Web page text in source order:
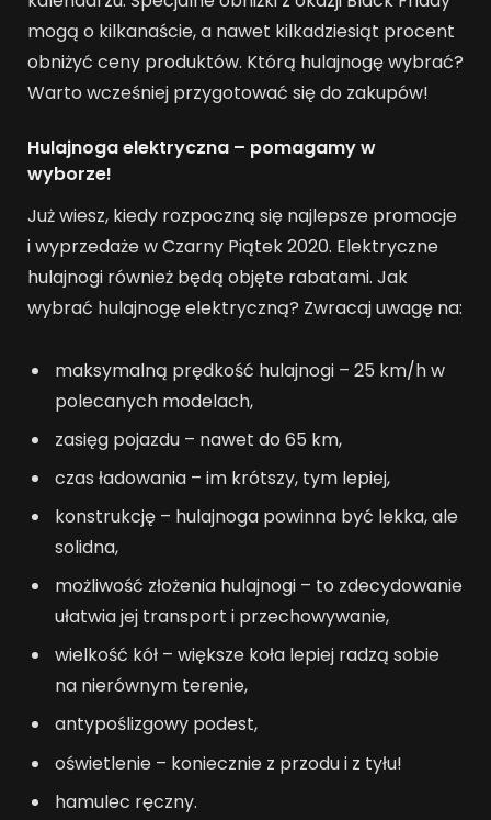
mogą o kilkanaście, a nawet kilkadziesiąt procent
obniżyć ceny produktów. Którą hulajnogę wybrać?
Warto wcześniej przygotować się do zakupów!
Hulajnoga elektryczna – pomagamy w
wyborze!
Już wiesz, kiedy rozpoczną się najlepsze promocje
i wyprzedaże w Czarny Piątek 2020. Elektryczne
hulajnogi również będą objęte rabatami. Jak
wybrać hulajnogę elektryczną? Zwracaj uwagę na:
maksymalną prędkość hulajnogi – 25 km/h w
polecanych modelach,
zasięg pojazdu – nawet do 65 km,
czas ładowania – im krótszy, tym lepiej,
konstrukcję – hulajnoga powinna być lekka, ale
solidna,
możliwość złożenia hulajnogi – to zdecydowanie
ułatwia jej transport i przechowywanie,
wielkość kół – większe koła lepiej radzą sobie
na nierównym terenie,
antypoślizgowy podest,
oświetlenie – koniecznie z przodu i z tyłu!
hamulec ręczny.